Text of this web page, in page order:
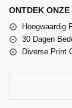
ONTDEK
Hoogwaardig
30 Dagen
Diverse Print